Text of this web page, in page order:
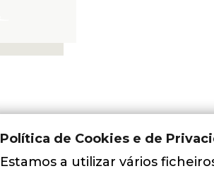
Política de Cookies e de
Estamos a utilizar vários